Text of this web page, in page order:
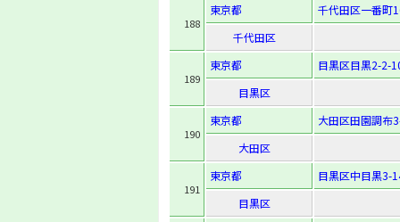
188
東京都
千代田区一番町
千代田区
189
東京都
目黒区目黒2-2-
目黒区
190
東京都
大田区田園調布
大田区
191
東京都
目黒区中目黒3-
目黒区